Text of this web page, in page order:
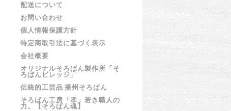
配送について
お問い合わせ
個人情報保護方針
特定商取引法に基づく表示
会社概要
オリジナルそろばん製作所「そ
ろばんビレッジ」
伝統的工芸品 播州そろばん
そろばん工房「孝」若き職人の
力。【そろばん魂】